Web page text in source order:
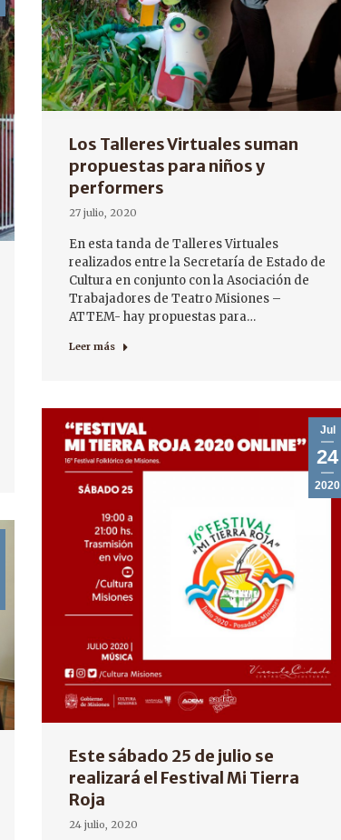
Los Talleres Virtuales suman
propuestas para niños y
performers
27 julio, 2020
En esta tanda de Talleres Virtuales
realizados entre la Secretaría de Estado de
Cultura en conjunto con la Asociación de
Trabajadores de Teatro Misiones –
ATTEM- hay propuestas para…
Leer más
Jul
24
2020
Este sábado 25 de julio se
realizará el Festival Mi Tierra
Roja
24 julio, 2020